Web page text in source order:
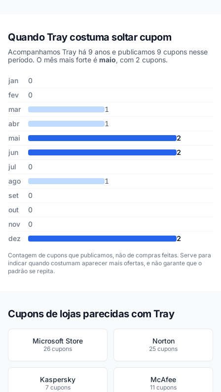
Quando Tray costuma soltar cupom
Acompanhamos Tray há 9 anos e publicamos 9 cupons nesse
período. O mês mais forte é maio, com 2 cupons.
Cupons de Tray publicados por mês, somando os últimos 9 anos
Mês Cupons publicados
jan
0
fev
0
mar
1
abr
1
mai
2
jun
2
jul
0
ago
1
set
0
out
0
nov
0
dez
2
Contagem de cupons que publicamos, não de compras feitas. Serve para
indicar quando costumam aparecer mais ofertas, e não garante que o
padrão se repita.
Cupons de lojas parecidas com Tray
Microsoft Store
26 cupons
Norton
25 cupons
Kaspersky
7 cupons
McAfee
11 cupons